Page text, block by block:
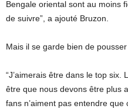
Bengale oriental sont au moins
de suivre”, a ajouté Bruzon.
Mais il se garde bien de pousser
“J’aimerais être dans le top six.
être que nous devons être plus
fans n’aiment pas entendre que